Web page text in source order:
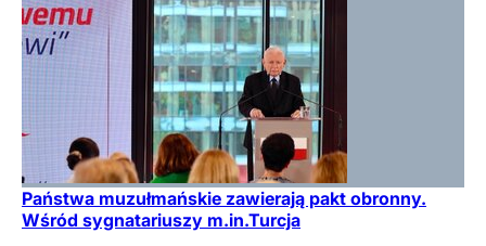
Państwa muzułmańskie zawierają pakt obronny.
Wśród sygnatariuszy m.in.Turcja